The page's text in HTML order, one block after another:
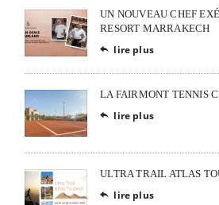
UN NOUVEAU CHEF
RESORT MARRAKECH
 lire plus
LA FAIRMONT TENNIS
 lire plus
ULTRA TRAIL ATLAS
 lire plus